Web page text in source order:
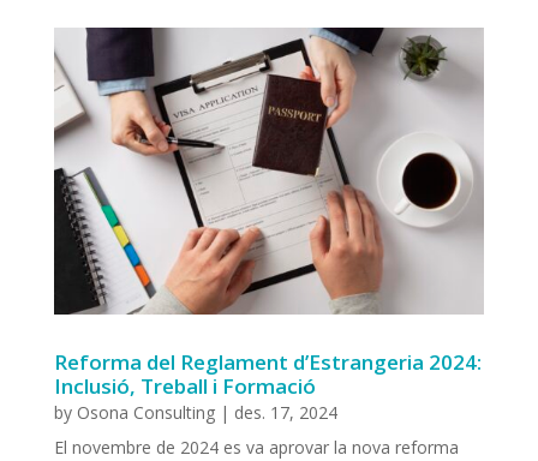
Reforma del Reglament d’Estrangeria 2024:
Inclusió, Treball i Formació
by Osona Consulting| des. 17, 2024
El novembre de 2024 es va aprovar la nova reforma